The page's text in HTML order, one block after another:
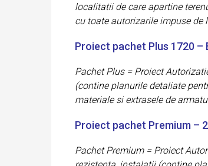
localitatii de care apartine
cu toate autorizarile impuse de
Proiect pachet Plus 1720 –
Pachet Plus = Proiect
(contine planurile detaliate
materiale si extrasele de
Proiect pachet Premium –
Pachet Premium = Proiect